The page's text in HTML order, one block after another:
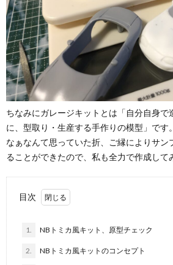
ちなみにガレージキットとは「自分自身で
に、型取り・生産する手作りの模型」です
なぁなんて思っていた折、ご縁によりサン
ることができたので、私も全力で作成して
目次
1. NBトミカ風キット、原型チェック
2. NBトミカ風キットのコンセプト